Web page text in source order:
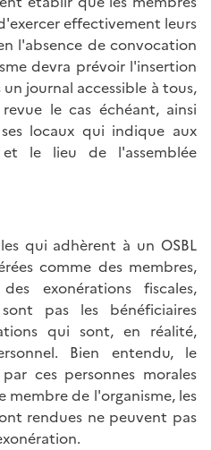
effectivement leurs
l'absence de convocation
devra prévoir l'insertion
journal accessible à tous,
le cas échéant, ainsi
locaux qui indique aux
le lieu de l'assemblée
qui adhèrent à un OSBL
comme des membres,
exonérations fiscales,
pas les bénéficiaires
qui sont, en réalité,
Bien entendu, le
ces personnes morales
membre de l'organisme, les
rendues ne peuvent pas